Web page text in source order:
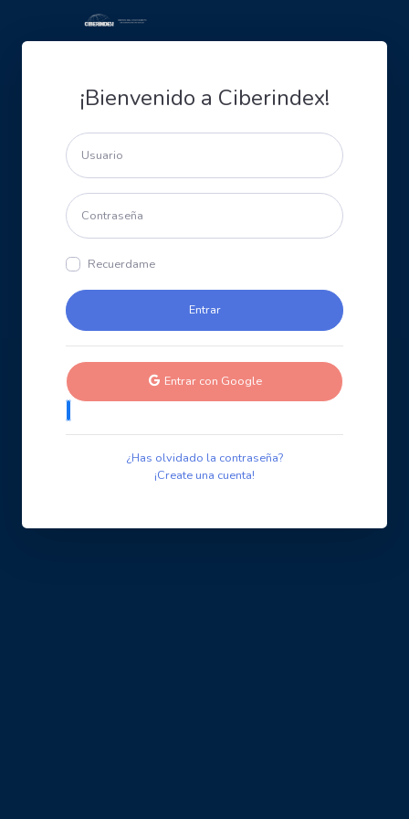
¡Bienvenido a Ciberindex!
Recuerdame
Entrar con Google
¿Has olvidado la contraseña?
¡Create una cuenta!